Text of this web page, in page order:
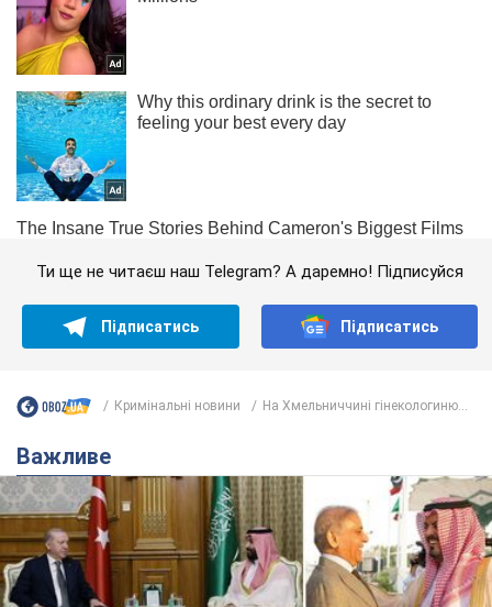
Ти ще не читаєш наш Telegram? А даремно! Підписуйся
Підписатись Підписатись
Кримінальні новини На Хмельниччині гінекологиню...
Важливе